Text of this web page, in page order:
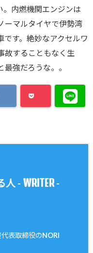
内燃機関エンジンは
ーマルタイヤで伊勢湾
す。絶妙なアクセルワ
故することもなく生
強だろうな。。
人 - WRITER-
表取締役のNORI